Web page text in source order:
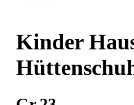
Kinder